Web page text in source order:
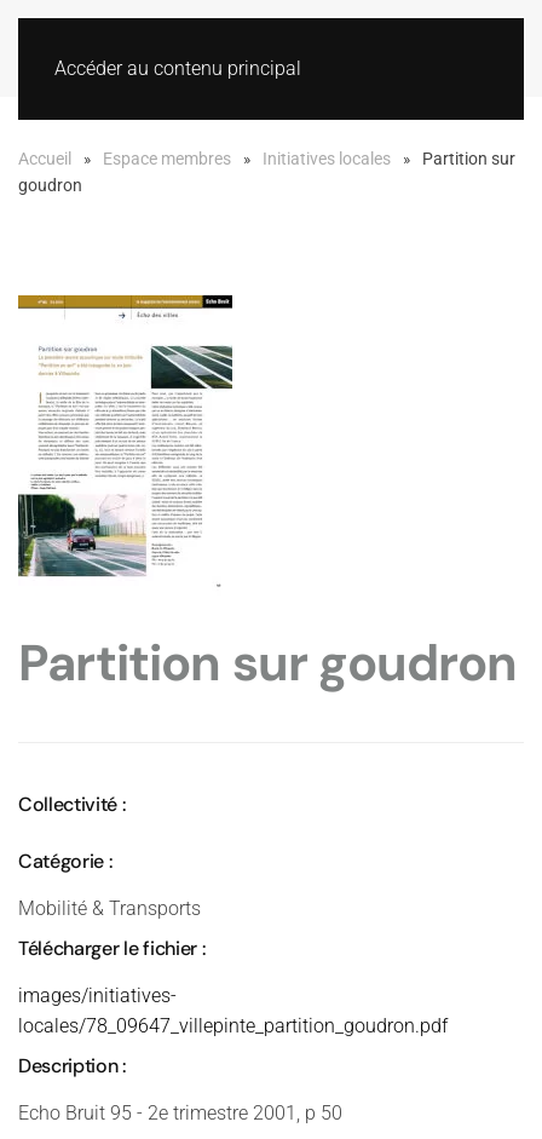
Accéder au contenu principal
Accueil Espace membres Initiatives locales
Partition sur
goudron
Partition sur goudron
Collectivité :
Catégorie :
Mobilité & Transports
Télécharger le fichier :
images/initiatives-
locales/78_09647_villepinte_partition_goudron.pdf
Description :
Echo Bruit 95 - 2e trimestre 2001, p 50